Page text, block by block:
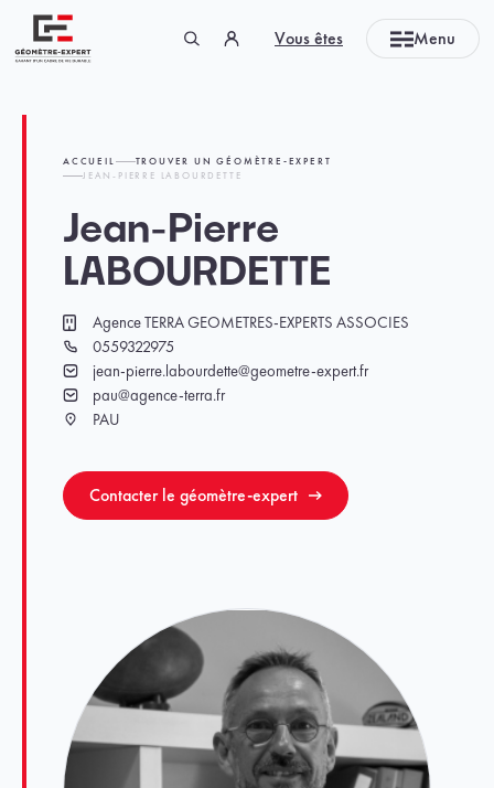
Vous êtes Menu
ACCUEIL
TROUVER UN GÉOMÈTRE-EXPERT
JEAN-PIERRE LABOURDETTE
Jean-Pierre
LABOURDETTE
CabinetAgence TERRA GEOMETRES-EXPERTS ASSOCIES
Téléphone
0559322975
Emailjean-pierre.labourdette@geometre-expert.fr
Emailpau@agence-terra.fr
Ville
PAU
Contacter le géomètre-expert
Panneau de gestion des cookies